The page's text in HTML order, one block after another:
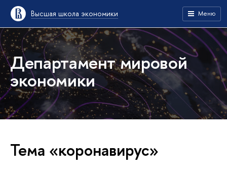
Высшая школа экономики Меню
Департамент мировой
экономики
Тема «коронавирус»